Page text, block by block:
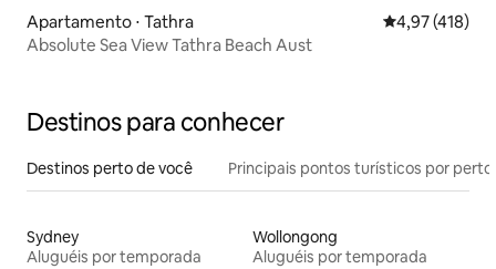
Apartamento ⋅ Tathra 4,97 de uma
4,97 (418)
Absolute Sea View Tathra Beach Aust
Destinos para conhecer
Destinos perto de você Principais pontos turísticos por perto
Sydney
Aluguéis por temporada
Wollongong
Aluguéis por temporada